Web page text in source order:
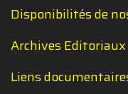
Disponibilités de
Archives Editoriaux
Liens